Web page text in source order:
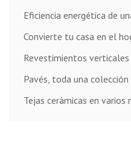
Eficiencia energética de
Convierte tu casa en el
Revestimientos
Pavés, toda una
Tejas cerámicas en varios